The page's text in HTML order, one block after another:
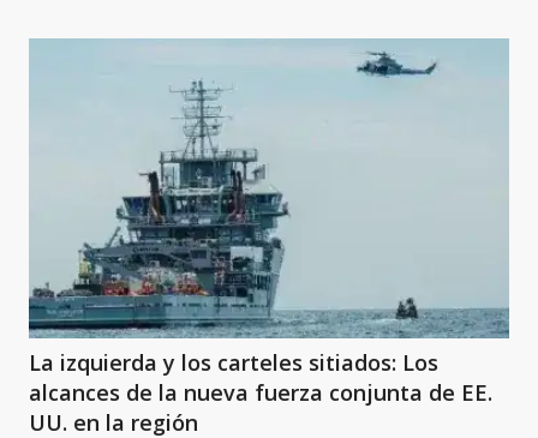
La izquierda y los carteles sitiados: Los
alcances de la nueva fuerza conjunta de EE.
UU. en la región